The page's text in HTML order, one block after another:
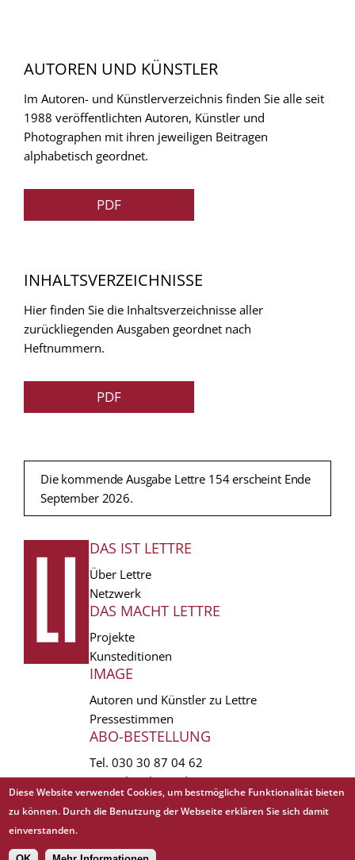
AUTOREN UND KÜNSTLER
Im Autoren- und Künstlerverzeichnis finden Sie alle seit
1988 veröffentlichten Autoren, Künstler und
Photographen mit ihren jeweiligen Beitragen
alphabetisch geordnet.
PDF
INHALTSVERZEICHNISSE
Hier finden Sie die Inhaltsverzeichnisse aller
zurückliegenden Ausgaben geordnet nach
Heftnummern.
PDF
Die kommende Ausgabe Lettre 154 erscheint Ende
September 2026.
FUSSZEILE
DAS IST LETTRE
Über Lettre
Netzwerk
DAS MACHT LETTRE
Projekte
Kunsteditionen
IMAGE
Autoren und Künstler zu Lettre
Pressestimmen
ABO-BESTELLUNG
Tel. 030 30 87 04 62
vertrieb(at)lettre.de
Copyright © 1988 - 2026 Lettre International. All rights reserved.
EXTRA
Diese Website verwendet Cookies, um bestmögliche Funktionalität bieten
zu können. Durch die Benutzung der Webseite erklären Sie sich damit
einverstanden.